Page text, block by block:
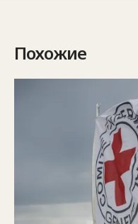
Похожие